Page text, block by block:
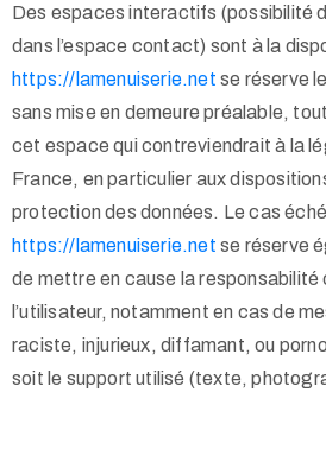
Des espaces interactifs (possibilité
dans l’espace contact) sont à la
https://lamenuiserie.net se réserve
sans mise en demeure préalable,
cet espace qui contreviendrait à la
France, en particulier aux
protection des données. Le cas
https://lamenuiserie.net se réserve
de mettre en cause la responsabilité
l’utilisateur, notamment en cas de
raciste, injurieux, diffamant, ou
soit le support utilisé (texte,